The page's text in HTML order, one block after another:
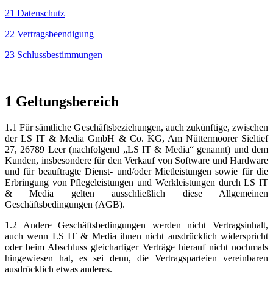
21 Datenschutz
22 Vertragsbeendigung
23 Schlussbestimmungen
1 Geltungsbereich
1.1 Für sämtliche Geschäftsbeziehungen, auch zukünftige, zwischen
der LS IT & Media GmbH & Co. KG, Am Nüttermoorer Sieltief
27, 26789 Leer (nachfolgend „LS IT & Media“ genannt) und dem
Kunden, insbesondere für den Verkauf von Software und Hardware
und für beauftragte Dienst- und/oder Mietleistungen sowie für die
Erbringung von Pflegeleistungen und Werkleistungen durch LS IT
& Media gelten ausschließlich diese Allgemeinen
Geschäftsbedingungen (AGB).
1.2 Andere Geschäftsbedingungen werden nicht Vertragsinhalt,
auch wenn LS IT & Media ihnen nicht ausdrücklich widerspricht
oder beim Abschluss gleichartiger Verträge hierauf nicht nochmals
hingewiesen hat, es sei denn, die Vertragsparteien vereinbaren
ausdrücklich etwas anderes.